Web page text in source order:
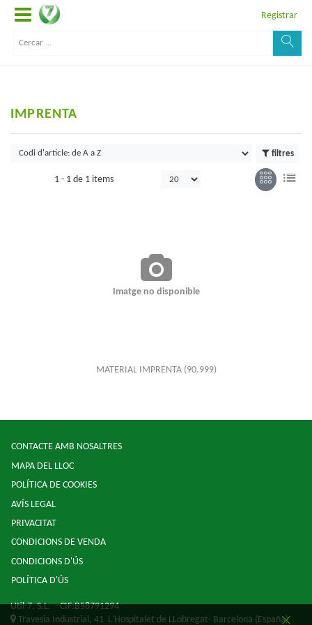
Registrar
IMPRENTA
filtres
1 - 1 de 1 items
Imatge no disponible
MATERIAL IMPRENTA (90.999)
CONTACTE AMB NOSALTRES
MAPA DEL LLOC
POLÍTICA DE COOKIES
AVÍS LEGAL
PRIVACITAT
CONDICIONS DE VENDA
CONDICIONS D'ÚS
POLÍTICA D'ÚS
Util-7, S.L.- CIF:B58791294
Travesia Industrial, 41 L'Hospitalet de LLobregat- Barcelona (España)